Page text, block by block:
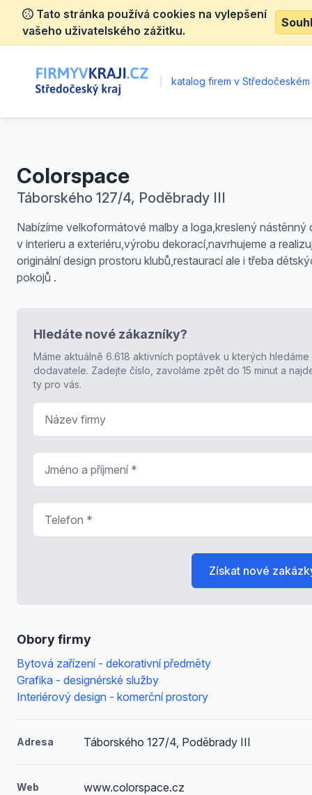
Tato stránka používá cookies na vylepšení
vašeho uživatelského zážitku.
katalog firem v Středočeském
Colorspace
Táborského 127/4, Poděbrady III
Nabízíme velkoformátové malby a loga,kreslený nástěnný
v interieru a exteriéru,výrobu dekorací,navrhujeme a
originální design prostoru klubů,restaurací ale i třeba
pokojů .
Obory firmy
Bytová zařízení - dekorativní předměty
Grafika - designérské služby
Interiérový design - komerční prostory
Adresa Táborského 127/4, Poděbrady III
Web www.colorspace.cz
Hledáte nové zákazníky?
Máme aktuálně 6.618 aktivních poptávek u kterých hledáme
dodavatele. Zadejte číslo, zavoláme zpět do 15 minut a
ty pro vás.
Získat nové